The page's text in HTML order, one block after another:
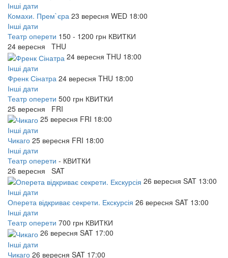
Інші дати
Комахи. Прем`єра 23 вересня WED 18:00
Інші дати
Театр оперети 150 - 1200 грн КВИТКИ
24 вересня THU
24 вересня THU 18:00
Інші дати
Френк Сінатра 24 вересня THU 18:00
Інші дати
Театр оперети 500 грн КВИТКИ
25 вересня FRI
25 вересня FRI 18:00
Інші дати
Чикаго 25 вересня FRI 18:00
Інші дати
Театр оперети - КВИТКИ
26 вересня SAT
26 вересня SAT 13:00
Інші дати
Оперета відкриває секрети. Екскурсія 26 вересня SAT 13:00
Інші дати
Театр оперети 700 грн КВИТКИ
26 вересня SAT 17:00
Інші дати
Чикаго 26 вересня SAT 17:00